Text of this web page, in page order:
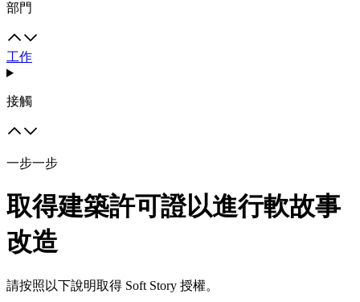
部門
工作
接觸
一步一步
取得建築許可證以進行軟故事
改造
請按照以下說明取得 Soft Story 授權。